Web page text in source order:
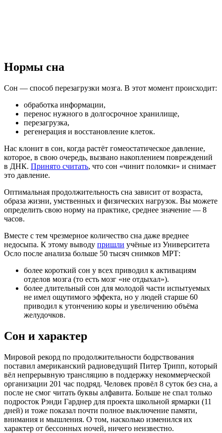
Нормы сна
Сон — способ перезагрузки мозга. В этот момент происходит:
обработка информации,
перенос нужного в долгосрочное хранилище,
перезагрузка,
регенерация и восстановление клеток.
Нас клонит в сон, когда растёт гомеостатическое давление,
которое, в свою очередь, вызвано накоплением повреждений
в ДНК. Принято считать, что сон «чинит поломки» и снимает
это давление.
Оптимальная продолжительность сна зависит от возраста,
образа жизни, умственных и физических нагрузок. Вы можете
определить свою норму на практике, среднее значение — 8
часов.
Вместе с тем чрезмерное количество сна даже вреднее
недосыпа. К этому выводу пришли учёные из Университета
Осло после анализа больше 50 тысяч снимков МРТ:
более короткий сон у всех приводил к активациям
отделов мозга (то есть мозг «не отдыхал»).
более длительный сон для молодой части испытуемых
не имел ощутимого эффекта, но у людей старше 60
приводил к утончению коры и увеличению объёма
желудочков.
Сон и характер
Мировой рекорд по продолжительности бодрствования
поставил американский радиоведущий Питер Трипп, который
вёл непрерывную трансляцию в поддержку некоммерческой
организации 201 час подряд. Человек провёл 8 суток без сна, а
после не смог читать буквы алфавита. Больше не спал только
подросток Рэнди Гарднер для проекта школьной ярмарки (11
дней) и тоже показал почти полное выключение памяти,
внимания и мышления. О том, насколько изменился их
характер от бессонных ночей, ничего неизвестно.